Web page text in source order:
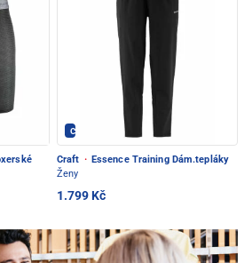
CRAFT - PEC POD SNĚŽKOU
Craft · Essence Training Dám.tepláky
Ženy
1.799 Kč